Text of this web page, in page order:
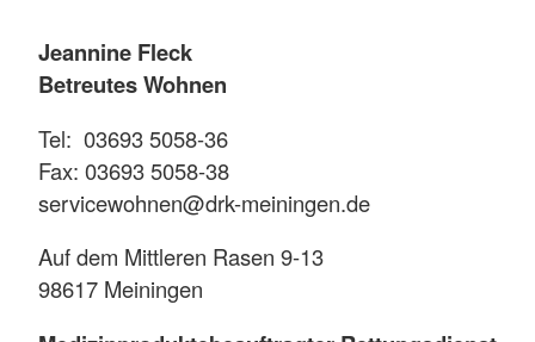
Jeannine Fleck
Betreutes Wohnen
Tel: 03693 5058-36
Fax: 03693 5058-38
servicewohnen@drk-meiningen.de
Auf dem Mittleren Rasen 9-13
98617 Meiningen